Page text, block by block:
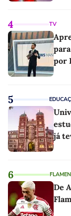
4 TV
por
5
já
6
De